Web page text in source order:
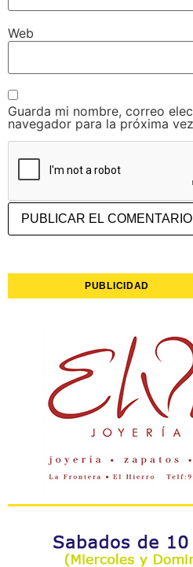
Web
Guarda mi nombre, correo
navegador para la próxima
PUBLICIDAD